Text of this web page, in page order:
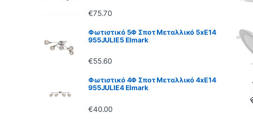
€75.70
Φωτιστικό 5Φ Σποτ Μεταλλικό 5xE14
955JULIE5 Elmark
€55.60
Φωτιστικό 4Φ Σποτ Μεταλλικό 4xE14
955JULIE4 Elmark
€40.00